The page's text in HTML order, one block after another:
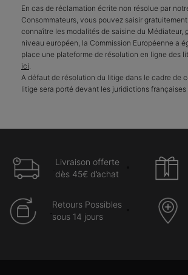
En cas de réclamation écrite non résolue par
Consommateurs, vous pouvez saisir
connaître les modalités de saisine du Médiateur,
niveau européen, la Commission Européenne a
place une plateforme de résolution en ligne des
ici.
A défaut de résolution du litige dans le cadre de
litige sera porté devant les juridictions
Livraison offerte
dès 45€ d’achat
Retours Possibles
sous 14 jours